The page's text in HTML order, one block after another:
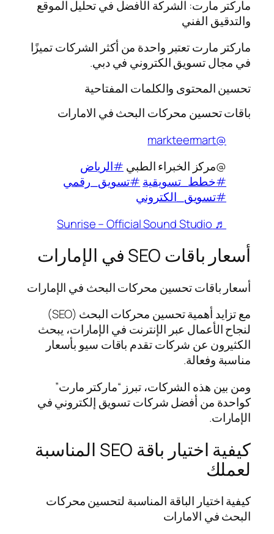
ماركتر مارت: الشركة الأفضل في تحليل الموقع
والتدقيق الفني
ماركتر مارت تعتبر واحدة من أكثر الشركات تميزًا
في مجال تسويق الكتروني في دبي.
تحسين المحتوى والكلمات المفتاحية
باقات تحسين محركات البحث في الامارات
@markteermart
@مركز الخبراء الطبي #الرياض
#خطط_تسويقية #تسويق_رقمي
#تسويق_الكتروني
♬ Sunrise – Official Sound Studio
أسعار باقات SEO في الإمارات
أسعار باقات تحسين محركات البحث في الإمارات
مع تزايد أهمية تحسين محركات البحث (SEO)
لنجاح الأعمال عبر الإنترنت في الإمارات، يبحث
الكثيرون عن شركات تقدم باقات سيو بأسعار
مناسبة وفعالة.
ومن بين هذه الشركات، تبرز “ماركتر مارت”
كواحدة من أفضل شركات تسويق إلكتروني في
الإمارات.
كيفية اختيار باقة SEO المناسبة
لعملك
كيفية اختيار الباقة المناسبة لتحسين محركات
البحث في الامارات